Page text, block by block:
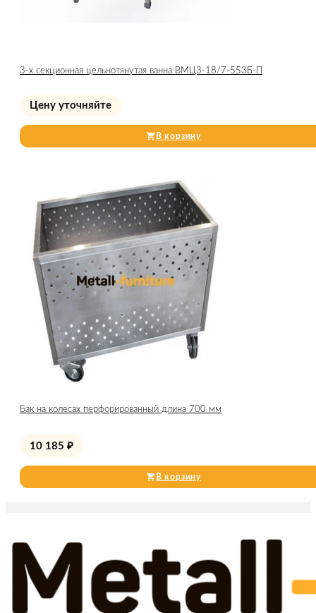
3-х секционная цельнотянутая ванна ВМЦ3-18/7-553Б-П
Цену уточняйте
В корзину
Бак на колесах перфорированный длина 700 мм
10 185 ₽
В корзину